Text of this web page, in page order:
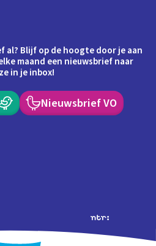
al? Blijf op de hoogte door je aan
maand een nieuwsbrief naar
in je inbox!
Nieuwsbrief VO